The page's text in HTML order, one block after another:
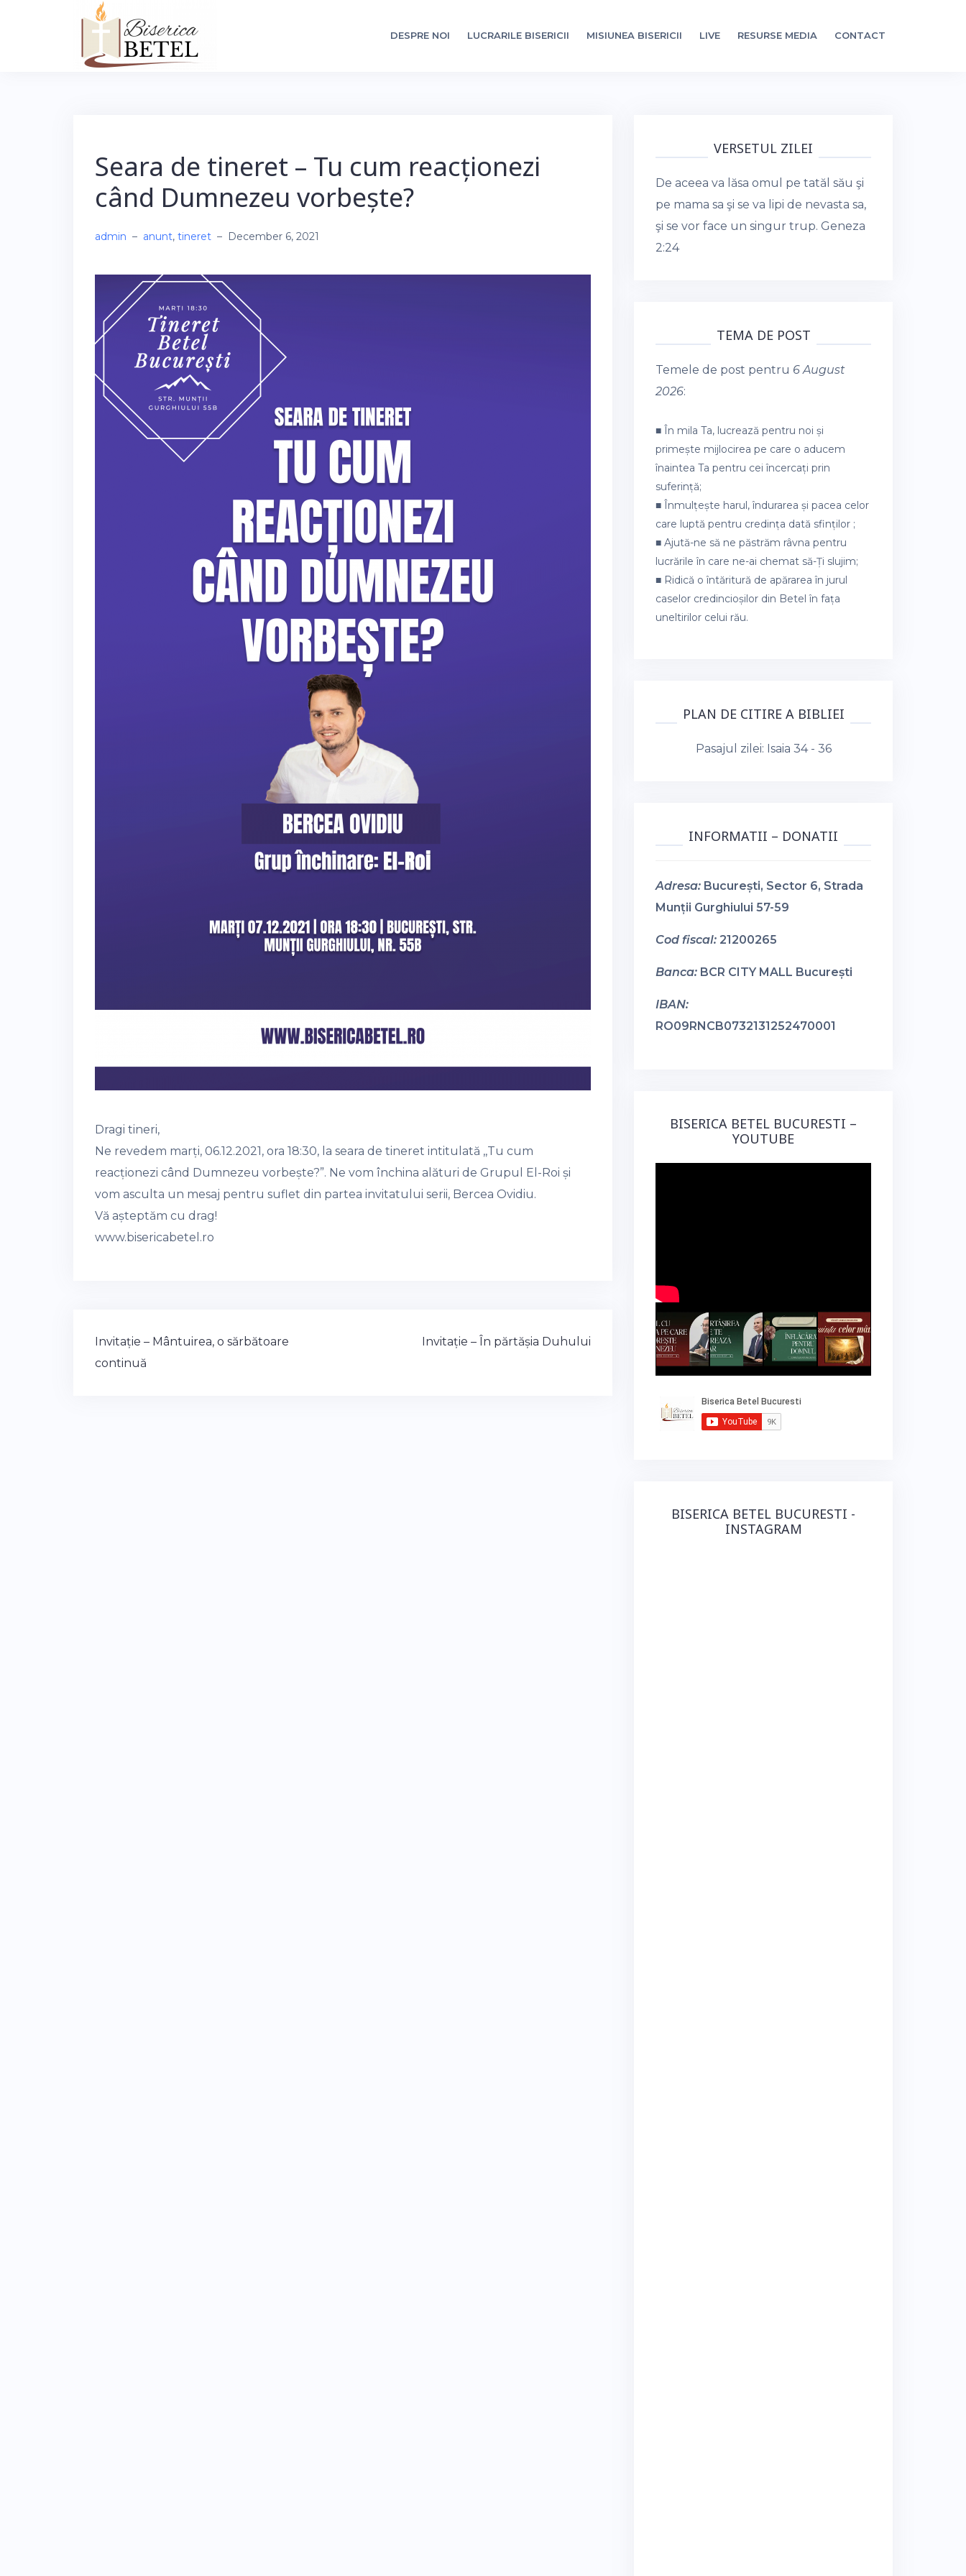
DESPRE NOI LUCRARILE BISERICII MISIUNEA BISERICII LIVE RESURSE MEDIA CONTACT
Seara de tineret – Tu cum reacționezi
când Dumnezeu vorbește?
admin – anunt, tineret – December 6, 2021
Dragi tineri,
Ne revedem marți, 06.12.2021, ora 18:30, la seara de tineret intitulată ,,Tu cum
reacționezi când Dumnezeu vorbește?”. Ne vom închina alături de Grupul El-Roi și
vom asculta un mesaj pentru suflet din partea invitatului serii, Bercea Ovidiu.
Vă așteptăm cu drag!
www.bisericabetel.ro
Post
navigation
Invitație – Mântuirea, o sărbătoare
continuă
Invitație – În părtășia Duhului
VERSETUL ZILEI
De aceea va lăsa omul pe tatăl său şi
pe mama sa şi se va lipi de nevasta sa,
şi se vor face un singur trup. Geneza
2:24
TEMA DE POST
Temele de post pentru 6 August
2026:
■ În mila Ta, lucrează pentru noi și
primește mijlocirea pe care o aducem
înaintea Ta pentru cei încercați prin
suferință;
■ Înmulțește harul, îndurarea și pacea celor
care luptă pentru credința dată sfinților ;
■ Ajută-ne să ne păstrăm râvna pentru
lucrările în care ne-ai chemat să-Ți slujim;
■ Ridică o întăritură de apărarea în jurul
caselor credincioșilor din Betel în fața
uneltirilor celui rău.
PLAN DE CITIRE A BIBLIEI
Pasajul zilei: Isaia 34 - 36
INFORMATII – DONATII
Adresa: București, Sector 6, Strada
Munții Gurghiului 57-59
Cod fiscal: 21200265
Banca: BCR CITY MALL București
IBAN:
RO09RNCB0732131252470001
BISERICA BETEL BUCURESTI –
YOUTUBE
BISERICA BETEL BUCURESTI -
INSTAGRAM